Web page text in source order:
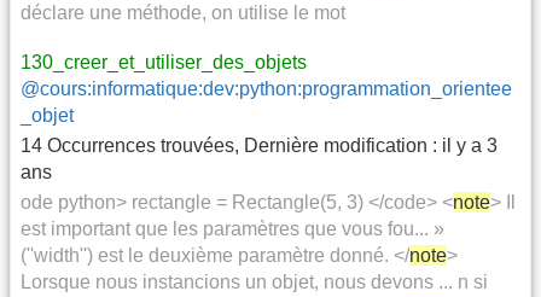
déclare une méthode, on utilise le mot
130_creer_et_utiliser_des_objets
@cours:informatique:dev:python:programmation_orientee
_objet
14 Occurrences trouvées, Dernière modification : il y a 3
ans
ode python> rectangle = Rectangle(5, 3) </code> <note> Il
est important que les paramètres que vous fou... »
(''width'') est le deuxième paramètre donné. </note>
Lorsque nous instancions un objet, nous devons ... n si